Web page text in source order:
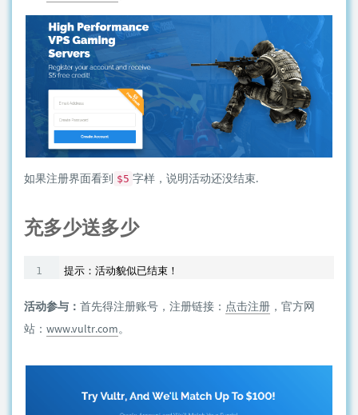
如果注册界面看到 $5 字样，说明活动还没结束.
充多少送多少
活动参与： 首先得注册账号，注册链接： 点击注册 ，官方网
站： www.vultr.com。